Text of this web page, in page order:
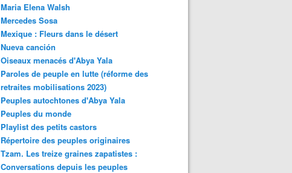
Maria Elena Walsh
Mercedes Sosa
Mexique : Fleurs dans le désert
Nueva canción
Oiseaux menacés d'Abya Yala
Paroles de peuple en lutte (réforme des
retraites mobilisations 2023)
Peuples autochtones d'Abya Yala
Peuples du monde
Playlist des petits castors
Répertoire des peuples originaires
Tzam. Les treize graines zapatistes :
Conversations depuis les peuples